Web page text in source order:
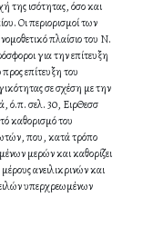
της ισότητας, όσο και
Οι περιορισμοί των
πλαίσιο του Ν.
για την επίτευξη
επίτευξη του
σε σχέση με την
ό.π. σελ. 30, ΕιρΘεσσ
καθορισμό του
που, κατά τρόπο
μερών και καθορίζει
ανειλικρινών και
υπερχρεωμένων